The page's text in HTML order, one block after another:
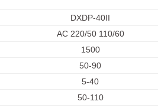
DXDP-40II
AC 220/50 110/60
1500
50-90
5-40
50-110